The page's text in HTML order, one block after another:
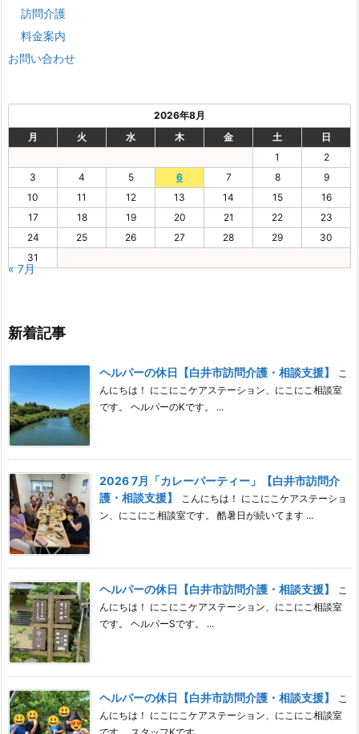
訪問介護
料金案内
お問い合わせ
2026年8月
月
火 水 木 金 土
日
1
2
3
4 5 6 7 8
9
10
11 12 13 14 15
16
17
18 19 20 21 22
23
24
25 26 27 28 29
30
31
« 7月
新着記事
ヘルパーの休日【白井市訪問介護・相談支援】
こ
んにちは！ にこにこケアステーション、にこにこ相談室
です。 ヘルパーのKです。 ...
2026 7月「カレーパーティー」【白井市訪問介
護・相談支援】
こんにちは！ にこにこケアステーショ
ン、にこにこ相談室です。 酷暑日が続いてます ...
ヘルパーの休日【白井市訪問介護・相談支援】
こ
んにちは！ にこにこケアステーション、にこにこ相談室
です。 ヘルパーSです。 ...
ヘルパーの休日【白井市訪問介護・相談支援】
こ
んにちは！ にこにこケアステーション、にこにこ相談室